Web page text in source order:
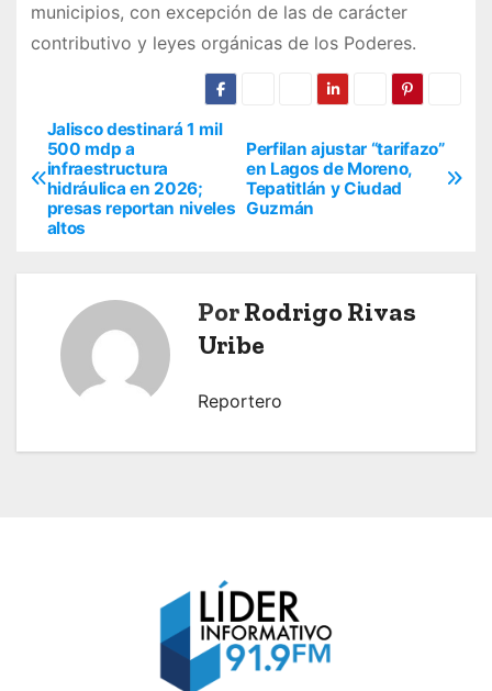
municipios, con excepción de las de carácter
contributivo y leyes orgánicas de los Poderes.
N
a
v
i
Perfilan ajustar “tarifazo”
en Lagos de Moreno,
Tepatitlán y Ciudad
Guzmán
Jalisco destinará 1 mil
500 mdp a
infraestructura
hidráulica en 2026;
presas reportan niveles
altos
PorRodrigo Rivas
Uribe
Reportero